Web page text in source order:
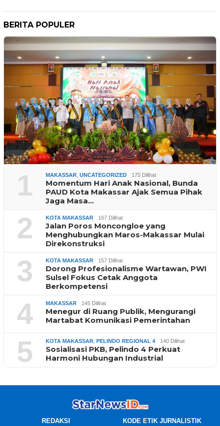
BERITA POPULER
1 MAKASSAR UNCATEGORIZED 175 Dilihat
Momentum Hari Anak Nasional, Bunda
PAUD Kota Makassar Ajak Semua Pihak
Jaga Masa…
2 KOTA MAKASSAR 167 Dilihat
Jalan Poros Moncongloe yang
Menghubungkan Maros-Makassar Mulai
Direkonstruksi
3 KOTA MAKASSAR 157 Dilihat
Dorong Profesionalisme Wartawan, PWI
Sulsel Fokus Cetak Anggota
Berkompetensi
4 MAKASSAR 145 Dilihat
Menegur di Ruang Publik, Mengurangi
Martabat Komunikasi Pemerintahan
5 KOTA MAKASSAR PELINDO REGIONAL 4 140 Dilihat
Sosialisasi PKB, Pelindo 4 Perkuat
Harmoni Hubungan Industrial
REDAKSI KODE ETIK JURNALISTIK